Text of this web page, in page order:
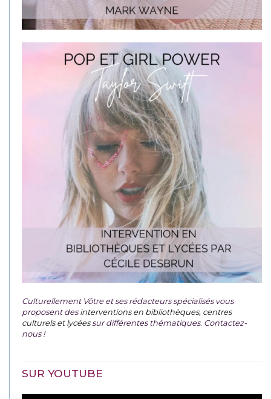
Culturellement Vôtre et ses rédacteurs spécialisés vous
proposent desinterventions en bibliothèques, centres
culturels et lycéessur différentes thématiques. Contactez-
nous !
SUR YOUTUBE